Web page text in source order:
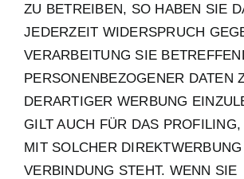
ZU BETREIBEN, SO HABEN SIE
JEDERZEIT WIDERSPRUCH
VERARBEITUNG SIE
PERSONENBEZOGENER DATEN
DERARTIGER WERBUNG
GILT AUCH FÜR DAS
MIT SOLCHER
VERBINDUNG STEHT. WENN SIE